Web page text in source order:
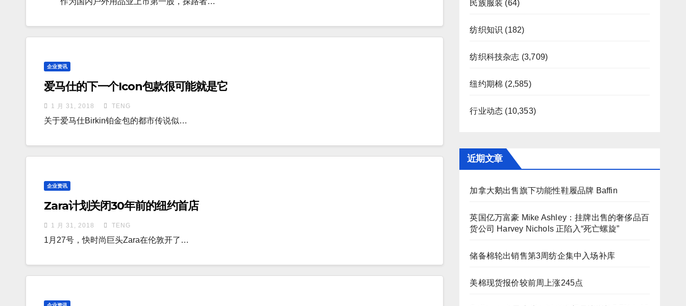
企业资讯
爱马仕的下一个Icon包款很可能就是它
1 月 31, 2018 TENG
关于爱马仕Birkin铂金包的都市传说似…
企业资讯
Zara计划关闭30年前的纽约首店
1 月 31, 2018 TENG
1月27号，快时尚巨头Zara在伦敦开了…
民族服装 (64)
纺织知识 (182)
纺织科技杂志 (3,709)
纽约期棉 (2,585)
行业动态 (10,353)
近期文章
加拿大鹅出售旗下功能性鞋履品牌 Baffin
英国亿万富豪 Mike Ashley：挂牌出售的奢侈品百
货公司 Harvey Nichols 正陷入“死亡螺旋”
储备棉轮出销售第3周纺企集中入场补库
美棉现货报价较前周上涨245点